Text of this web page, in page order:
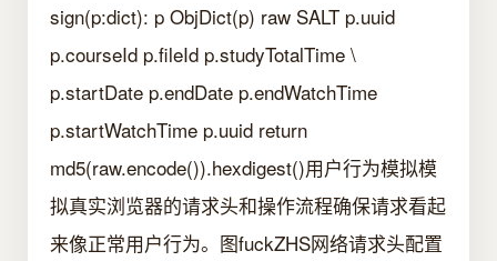
sign(p:dict): p ObjDict(p) raw SALT p.uuid
p.courseId p.fileId p.studyTotalTime \
p.startDate p.endDate p.endWatchTime
p.startWatchTime p.uuid return
md5(raw.encode()).hexdigest()用户行为模拟模
拟真实浏览器的请求头和操作流程确保请求看起
来像正常用户行为。图fuckZHS网络请求头配置